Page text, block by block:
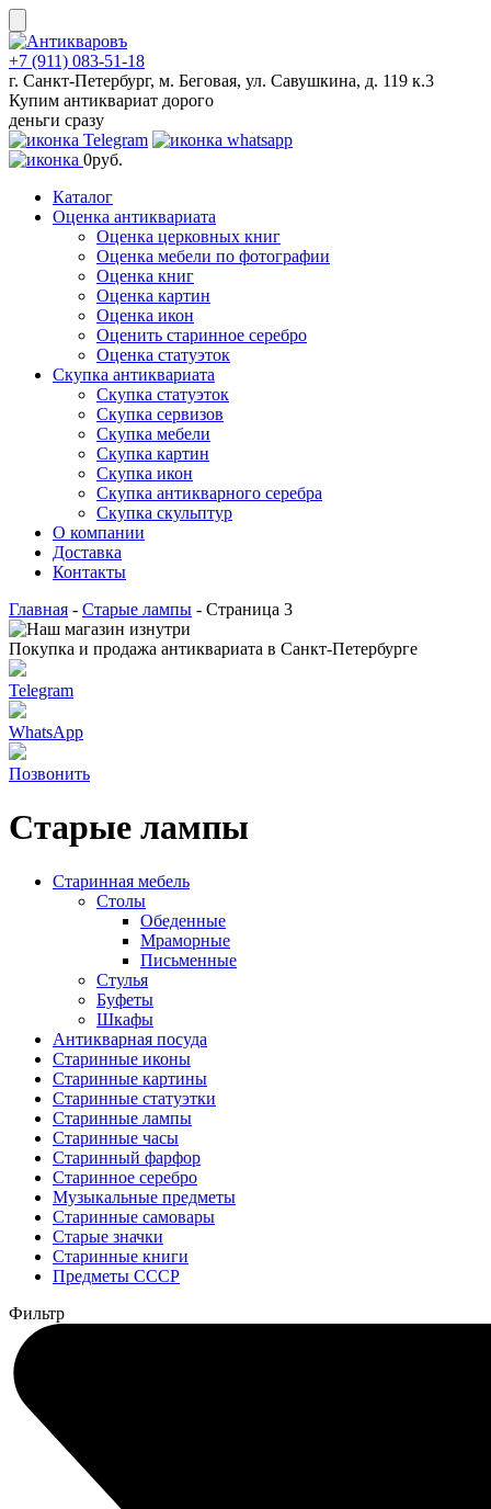
Skip
to
content
+7 (911) 083-51-18
г. Санкт-Петербург, м. Беговая, ул. Савушкина, д. 119 к.3
Купим антиквариат дорого
деньги сразу
0руб.
Каталог
Оценка антиквариата
Оценка церковных книг
Оценка мебели по фотографии
Оценка книг
Оценка картин
Оценка икон
Оценить старинное серебро
Оценка статуэток
Скупка антиквариата
Скупка статуэток
Скупка сервизов
Скупка мебели
Скупка картин
Скупка икон
Скупка антикварного серебра
Скупка скульптур
О компании
Доставка
Контакты
Главная - Старые лампы - Страница 3
Покупка и продажа антиквариата в Санкт-Петербурге
Telegram
WhatsApp
Позвонить
Старые лампы
Старинная мебель
Столы
Обеденные
Мраморные
Письменные
Стулья
Буфеты
Шкафы
Антикварная посуда
Старинные иконы
Старинные картины
Старинные статуэтки
Старинные лампы
Старинные часы
Старинный фарфор
Старинное серебро
Музыкальные предметы
Старинные самовары
Старые значки
Старинные книги
Предметы СССР
Фильтр